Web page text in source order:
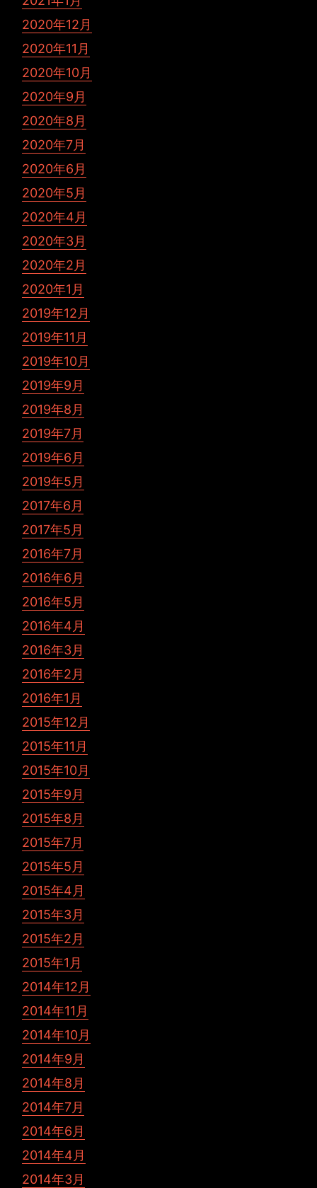
2020年12月
2020年11月
2020年10月
2020年9月
2020年8月
2020年7月
2020年6月
2020年5月
2020年4月
2020年3月
2020年2月
2020年1月
2019年12月
2019年11月
2019年10月
2019年9月
2019年8月
2019年7月
2019年6月
2019年5月
2017年6月
2017年5月
2016年7月
2016年6月
2016年5月
2016年4月
2016年3月
2016年2月
2016年1月
2015年12月
2015年11月
2015年10月
2015年9月
2015年8月
2015年7月
2015年5月
2015年4月
2015年3月
2015年2月
2015年1月
2014年12月
2014年11月
2014年10月
2014年9月
2014年8月
2014年7月
2014年6月
2014年4月
2014年3月